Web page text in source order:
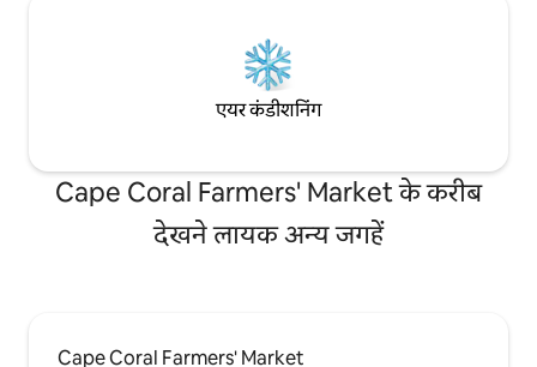
एयर कंडीशनिंग
Cape Coral Farmers' Market के करीब
देखने लायक अन्य जगहें
Cape Coral Farmers' Market